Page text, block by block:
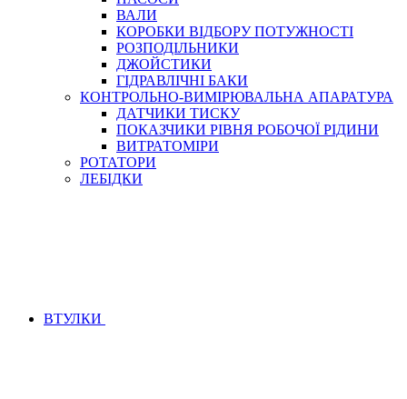
ВАЛИ
КОРОБКИ ВІДБОРУ ПОТУЖНОСТІ
РОЗПОДІЛЬНИКИ
ДЖОЙСТИКИ
ГІДРАВЛІЧНІ БАКИ
КОНТРОЛЬНО-ВИМІРЮВАЛЬНА АПАРАТУРА
ДАТЧИКИ ТИСКУ
ПОКАЗЧИКИ РІВНЯ РОБОЧОЇ РІДИНИ
ВИТРАТОМІРИ
РОТАТОРИ
ЛЕБІДКИ
ВТУЛКИ